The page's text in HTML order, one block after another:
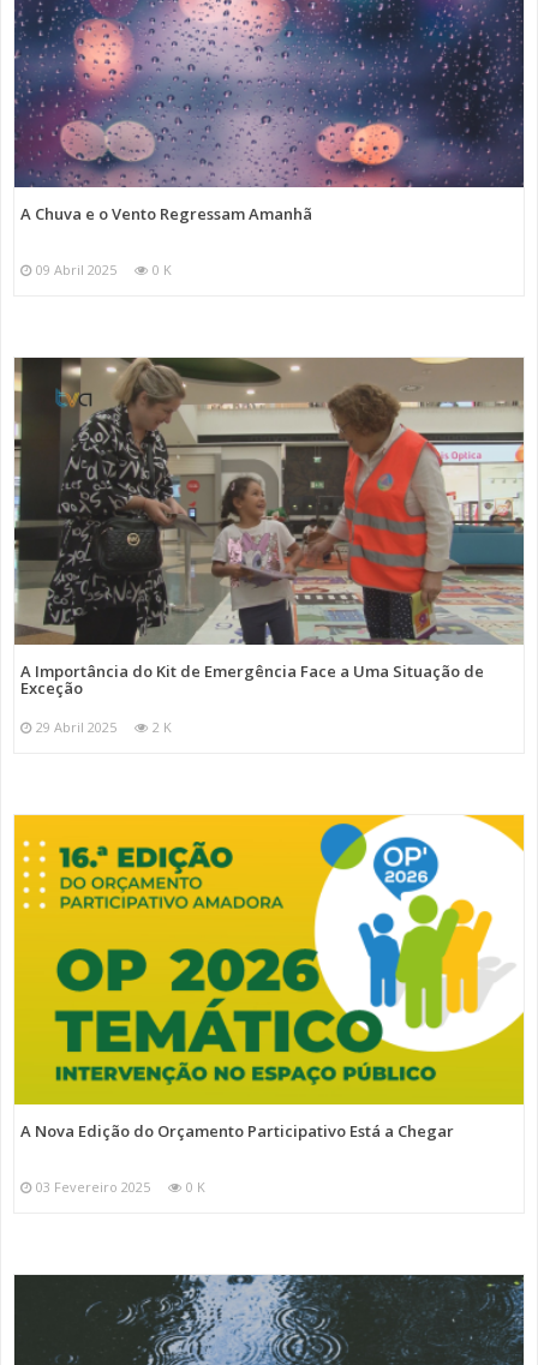
A Chuva e o Vento Regressam Amanhã
09 Abril 2025 0 K
A Importância do Kit de Emergência Face a Uma Situação de
Exceção
29 Abril 2025 2 K
A Nova Edição do Orçamento Participativo Está a Chegar
03 Fevereiro 2025 0 K